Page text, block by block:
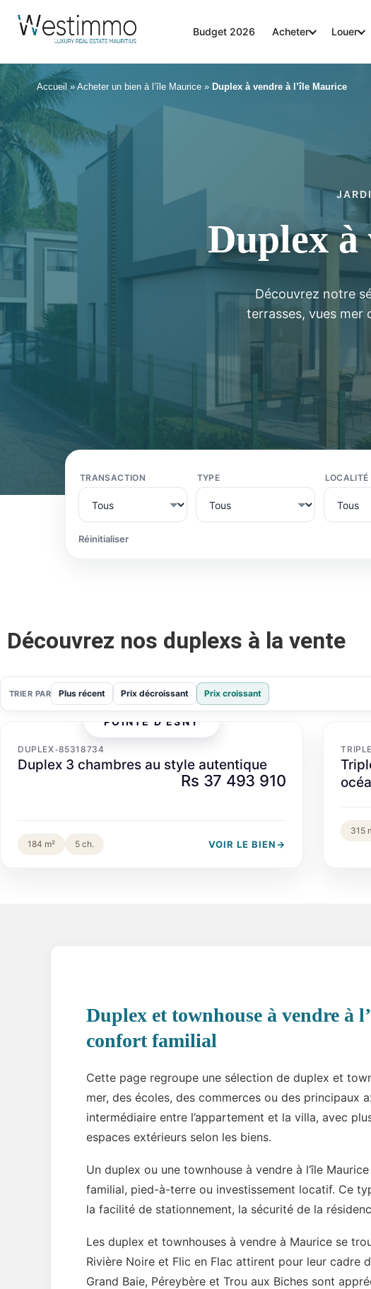
Budget 2026 Acheter Louer
Accueil »Acheter un bien à l’île Maurice » Duplex à vendre à l’île Maurice
Duplex à
Découvrez notre
terrasses, vues mer
TRANSACTION TYPE LOCALITÉ
Réinitialiser
Découvrez nos duplexs à la vente
TRIER PAR Plus récent Prix décroissant Prix croissant
POINTE D'ESNY
DUPLEX•85318734
Duplex 3 chambres au style autentique
Rs 37 493 910
184 m² 5 ch. VOIR LE BIEN→
315
Duplex et townhouse à vendre à
confort familial
Cette page regroupe une sélection de duplex et
mer, des écoles, des commerces ou des principaux
intermédiaire entre l’appartement et la villa, avec
espaces extérieurs selon les biens.
Un duplex ou une townhouse à vendre à l’île
familial, pied-à-terre ou investissement locatif. Ce
la facilité de stationnement, la sécurité de la
Les duplex et townhouses à vendre à Maurice se
Rivière Noire et Flic en Flac attirent pour leur cadre
Grand Baie, Péreybère et Trou aux Biches sont